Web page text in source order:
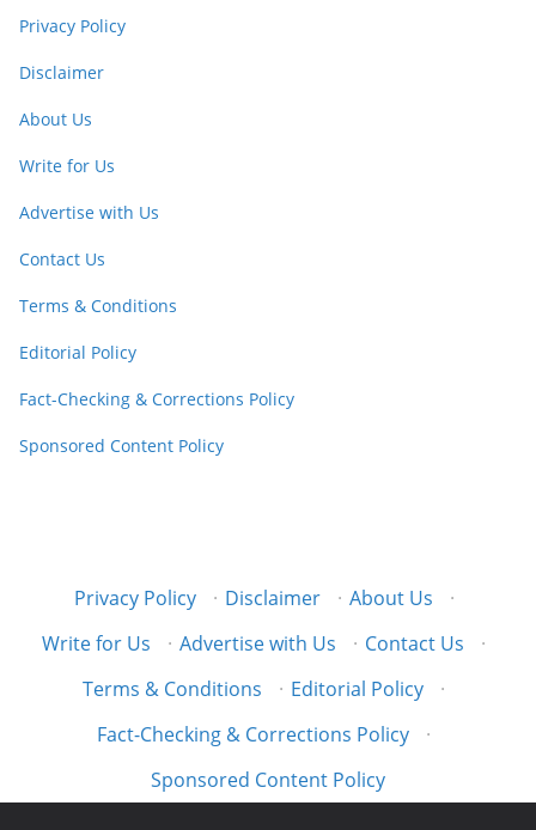
Privacy Policy
Disclaimer
About Us
Write for Us
Advertise with Us
Contact Us
Terms & Conditions
Editorial Policy
Fact-Checking & Corrections Policy
Sponsored Content Policy
Privacy Policy · Disclaimer · About Us
·
Write for Us
· Advertise with Us · Contact Us
·
Terms & Conditions
· Editorial Policy
·
Fact-Checking & Corrections Policy
·
Sponsored Content Policy